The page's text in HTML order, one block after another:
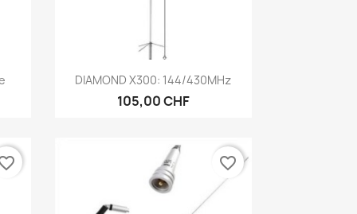
Anteprima
DIAMOND X300: 144/430MHz
105,00 CHF
favorite_border